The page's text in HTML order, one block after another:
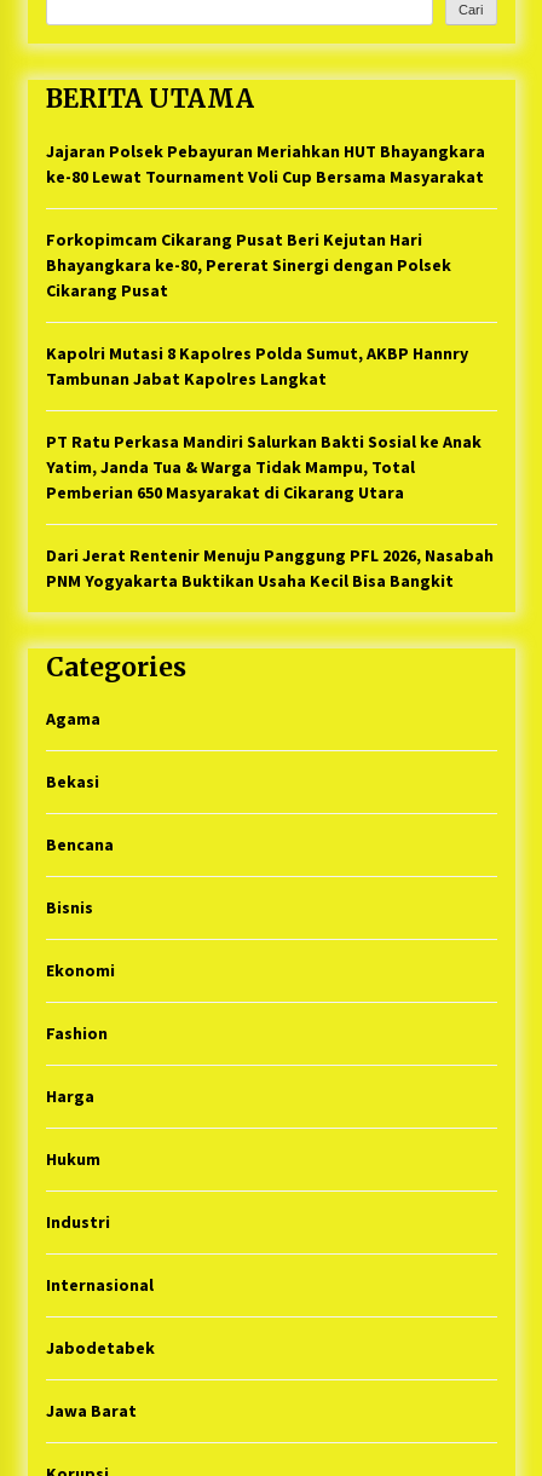
Cari
BERITA UTAMA
Jajaran Polsek Pebayuran Meriahkan HUT Bhayangkara
ke-80 Lewat Tournament Voli Cup Bersama Masyarakat
Forkopimcam Cikarang Pusat Beri Kejutan Hari
Bhayangkara ke-80, Pererat Sinergi dengan Polsek
Cikarang Pusat
Kapolri Mutasi 8 Kapolres Polda Sumut, AKBP Hannry
Tambunan Jabat Kapolres Langkat
PT Ratu Perkasa Mandiri Salurkan Bakti Sosial ke Anak
Yatim, Janda Tua & Warga Tidak Mampu, Total
Pemberian 650 Masyarakat di Cikarang Utara
Dari Jerat Rentenir Menuju Panggung PFL 2026, Nasabah
PNM Yogyakarta Buktikan Usaha Kecil Bisa Bangkit
Categories
Agama
Bekasi
Bencana
Bisnis
Ekonomi
Fashion
Harga
Hukum
Industri
Internasional
Jabodetabek
Jawa Barat